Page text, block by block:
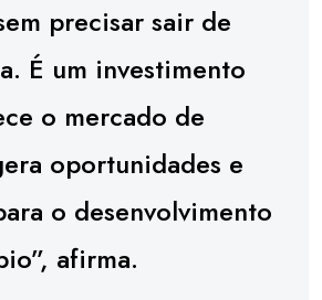
precisar sair de
É um investimento
o mercado de
oportunidades e
o desenvolvimento
afirma.